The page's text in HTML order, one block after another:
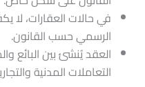
في حالات العقارات، لا
الرسمي حسب القانون.
العقد يُنشئ بين البائع
التعاملات المدنية